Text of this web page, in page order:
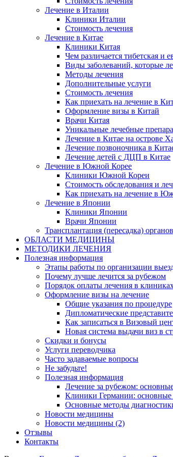
Лечение в Италии
Клиники Италии
Стоимость лечения
Лечение в Китае
Клиники Китая
Чем различается тибетская и
Виды заболеваний, которые
Методы лечения
Дополнительные услуги
Стоимость лечения
Как приехать на лечение в
Оформление визы в Китай
Врачи Китая
Уникальные лечебные
Лечение в Китае на острове
Лечение позвоночника в
Лечение детей с ДЦП в Китае
Лечение в Южной Корее
Клиники Южной Кореи
Стоимость обследования и
Как приехать на лечение в
Лечение в Японии
Клиники Японии
Врачи Японии
Трансплантация (пересадка)
ОБЛАСТИ МЕДИЦИНЫ
МЕТОДИКИ ЛЕЧЕНИЯ
Полезная информация
Этапы работы по организации
Почему лучше лечится за рубежом
Порядок оплаты лечения в
Оформление визы на лечение
Общие указания по процедуре
Дипломатические
Как записаться в Визовый
Новая система выдачи виз в
Скидки и бонусы
Услуги переводчика
Часто задаваемые вопросы
Не забудьте!
Полезная информация
Лечение за рубежом:
Клиники Германии: основные
Основные методы
Новости медицины
Новости медицины (2)
Отзывы
Контакты